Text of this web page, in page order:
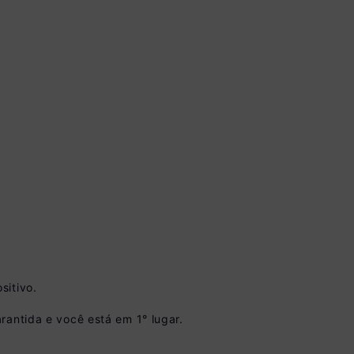
à vista no Boleto
R$ 65,00
e você está em 1° lugar.